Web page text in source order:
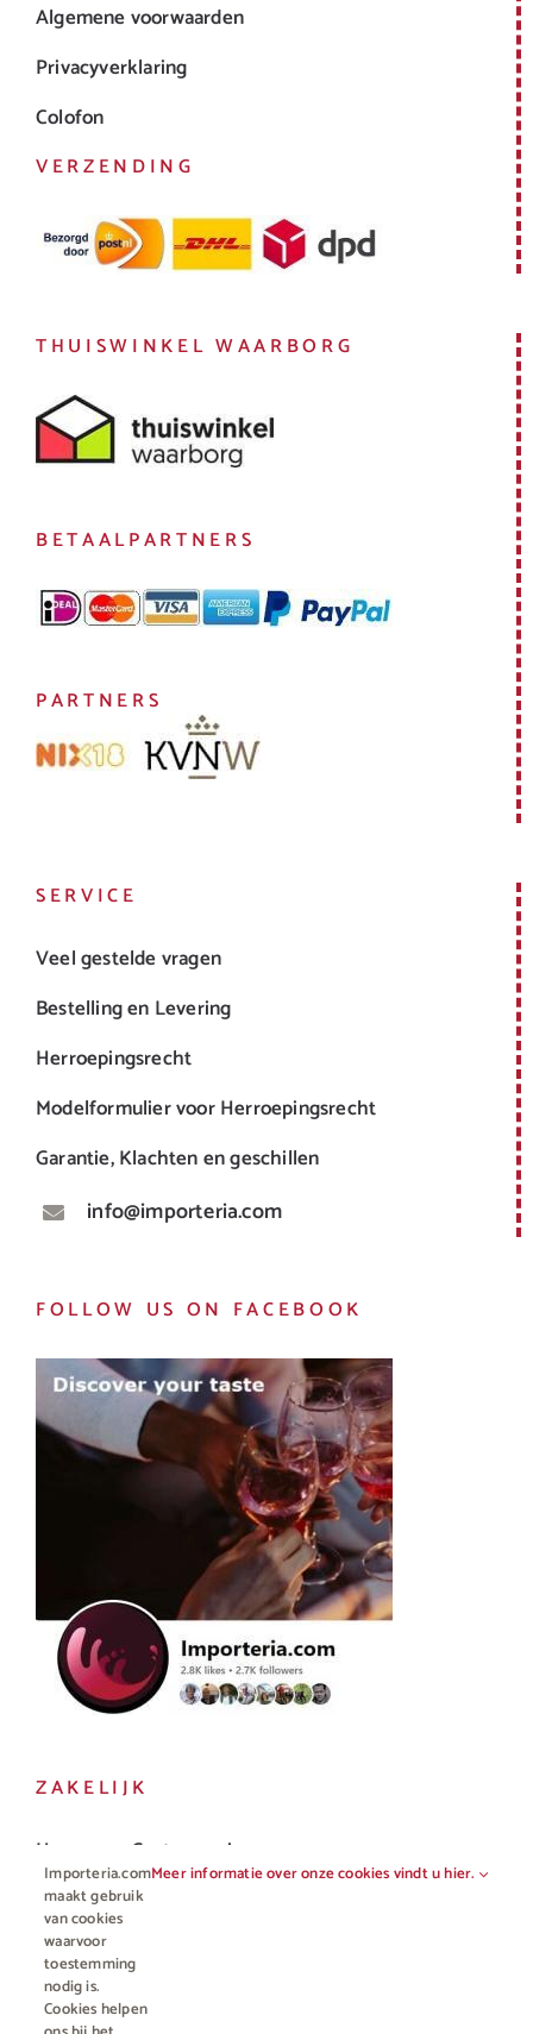
Algemene voorwaarden
Privacyverklaring
Colofon
VERZENDING
THUISWINKEL WAARBORG
BETAALPARTNERS
PARTNERS
SERVICE
Veel gestelde vragen
Bestelling en Levering
Herroepingsrecht
Modelformulier voor Herroepingsrecht
Garantie, Klachten en geschillen
info@importeria.com
FOLLOW US ON FACEBOOK
ZAKELIJK
Horeca en Gastronomie
Vakhandel
Importeria.com
maakt gebruik
van cookies
waarvoor
toestemming
nodig is.
Cookies helpen
Meer informatie over onze cookies vindt u hier.